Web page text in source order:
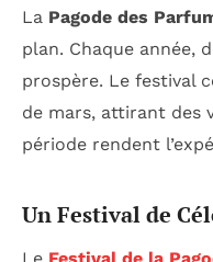
La Pagode des
plan. Chaque année,
prospère. Le festival
de mars, attirant des
période rendent
Un Festival de
Le Festival de la